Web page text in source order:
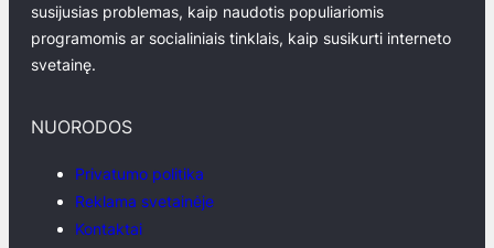
susijusias problemas, kaip naudotis populiariomis
programomis ar socialiniais tinklais, kaip susikurti interneto
svetainę.
NUORODOS
Privatumo politika
Reklama svetainėje
Kontaktai